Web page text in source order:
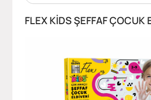
FLEX KIDS ŞEFFAF ÇOCUK